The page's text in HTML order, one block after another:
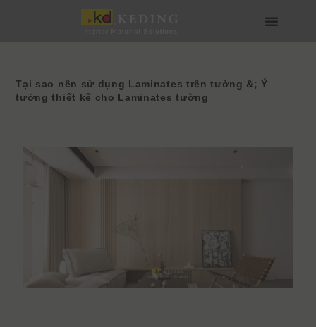
Tại sao nên sử dụng Laminates trên tường &; Ý
tưởng thiết kế cho Laminates tường